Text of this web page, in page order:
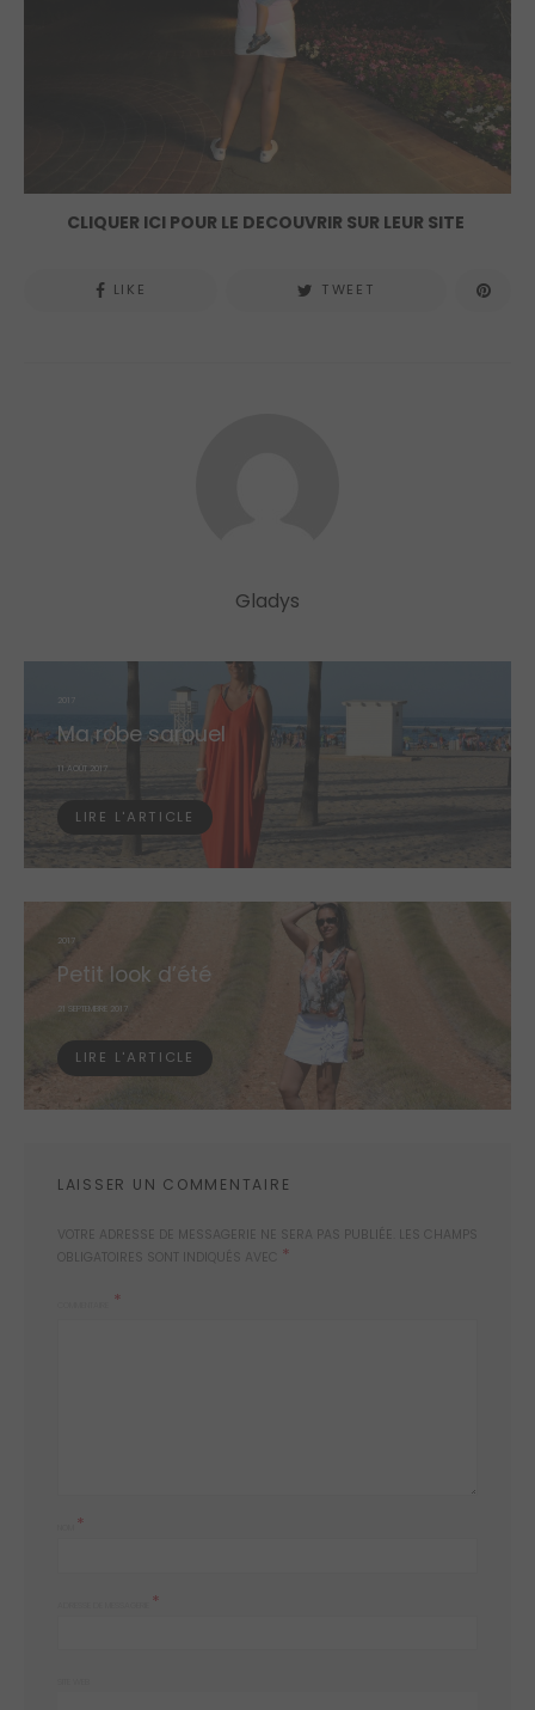
CLIQUER ICI POUR LE DECOUVRIR SUR LEUR SITE
LIKE TWEET
Gladys
2017
Ma robe sarouel
POSTED
11 AOÛT 2017
LIRE L'ARTICLE
2017
Petit look d’été
POSTED
21 SEPTEMBRE 2017
LIRE L'ARTICLE
LAISSER UN COMMENTAIRE
VOTRE ADRESSE DE MESSAGERIE NE SERA PAS PUBLIÉE.
LES CHAMPS
OBLIGATOIRES SONT INDIQUÉS AVEC *
*
*